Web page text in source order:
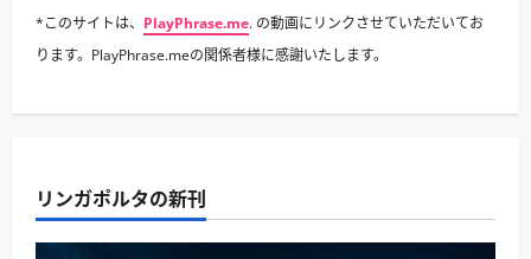
*このサイトは、 PlayPhrase.me. の動画にリンクさせていただいてお
ります。PlayPhrase.meの関係者様に感謝いたします。
リンガポルタの新刊